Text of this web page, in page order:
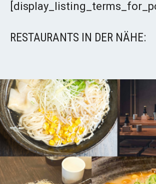
RESTAURANTS IN DER NÄHE: